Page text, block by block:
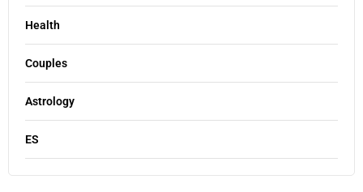
Health
Couples
Astrology
ES